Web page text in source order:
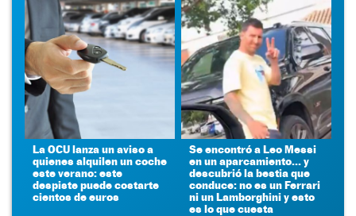
La OCU lanza un aviso a
quienes alquilen un coche
este verano: este
despiste puede costarte
cientos de euros
Se encontró a Leo Messi
en un aparcamiento... y
descubrió la bestia que
conduce: no es un Ferrari
ni un Lamborghini y esto
es lo que cuesta